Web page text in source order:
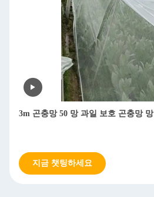
3m 곤충망 50 망 과일 보호 곤충망 망
지금 챗팅하세요